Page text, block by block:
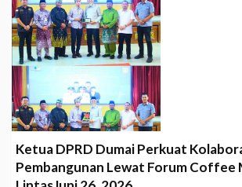
Ketua DPRD Dumai Perkuat
Pembangunan Lewat Forum Coffee